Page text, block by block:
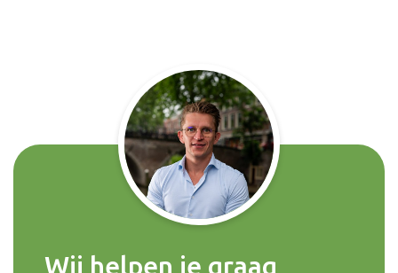
Wij helpen je graag